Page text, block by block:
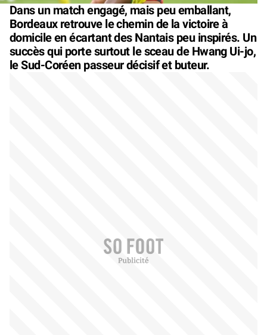
Dans un match engagé, mais peu emballant,
Bordeaux retrouve le chemin de la victoire à
domicile en écartant des Nantais peu inspirés. Un
succès qui porte surtout le sceau de Hwang Ui-jo,
le Sud-Coréen passeur décisif et buteur.